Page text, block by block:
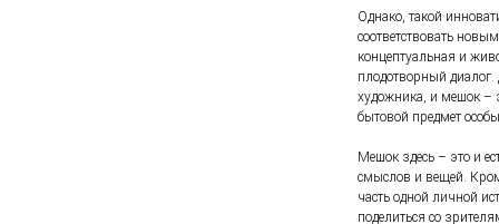
Однако, такой
соответствовать
концептуальная и
плодотворный
художника, и мешок –
бытовой предмет
Мешок здесь – это и
смыслов и вещей.
часть одной личной
поделиться со